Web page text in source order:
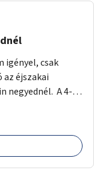
téri beruházások
igény.
igényel, csak
éjszakai
negyednél. A 4-es
is
jár, és a 200E